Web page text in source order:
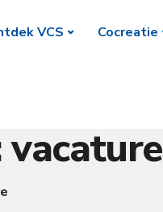
VCS Cocreatie